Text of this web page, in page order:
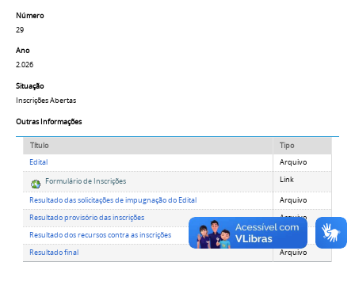
Número
29
Ano
2.026
Situação
Inscrições Abertas
Outras Informações
Título
Tipo
Edital
Arquivo
Formulário de Inscrições
Link
Resultado das solicitações de impugnação do Edital
Arquivo
Resultado provisório das inscrições
Arquivo
Resultado dos recursos contra as inscrições
Resultado final
Arquivo